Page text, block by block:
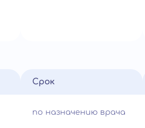
Срок
по назначению врача